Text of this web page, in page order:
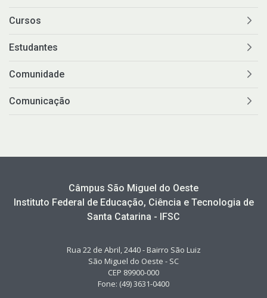
Cursos
Estudantes
Comunidade
Comunicação
Câmpus São Miguel do Oeste
Instituto Federal de Educação, Ciência e Tecnologia de
Santa Catarina - IFSC
Rua 22 de Abril, 2440 - Bairro São Luiz
São Miguel do Oeste - SC
CEP 89900-000
Fone: (49) 3631-0400